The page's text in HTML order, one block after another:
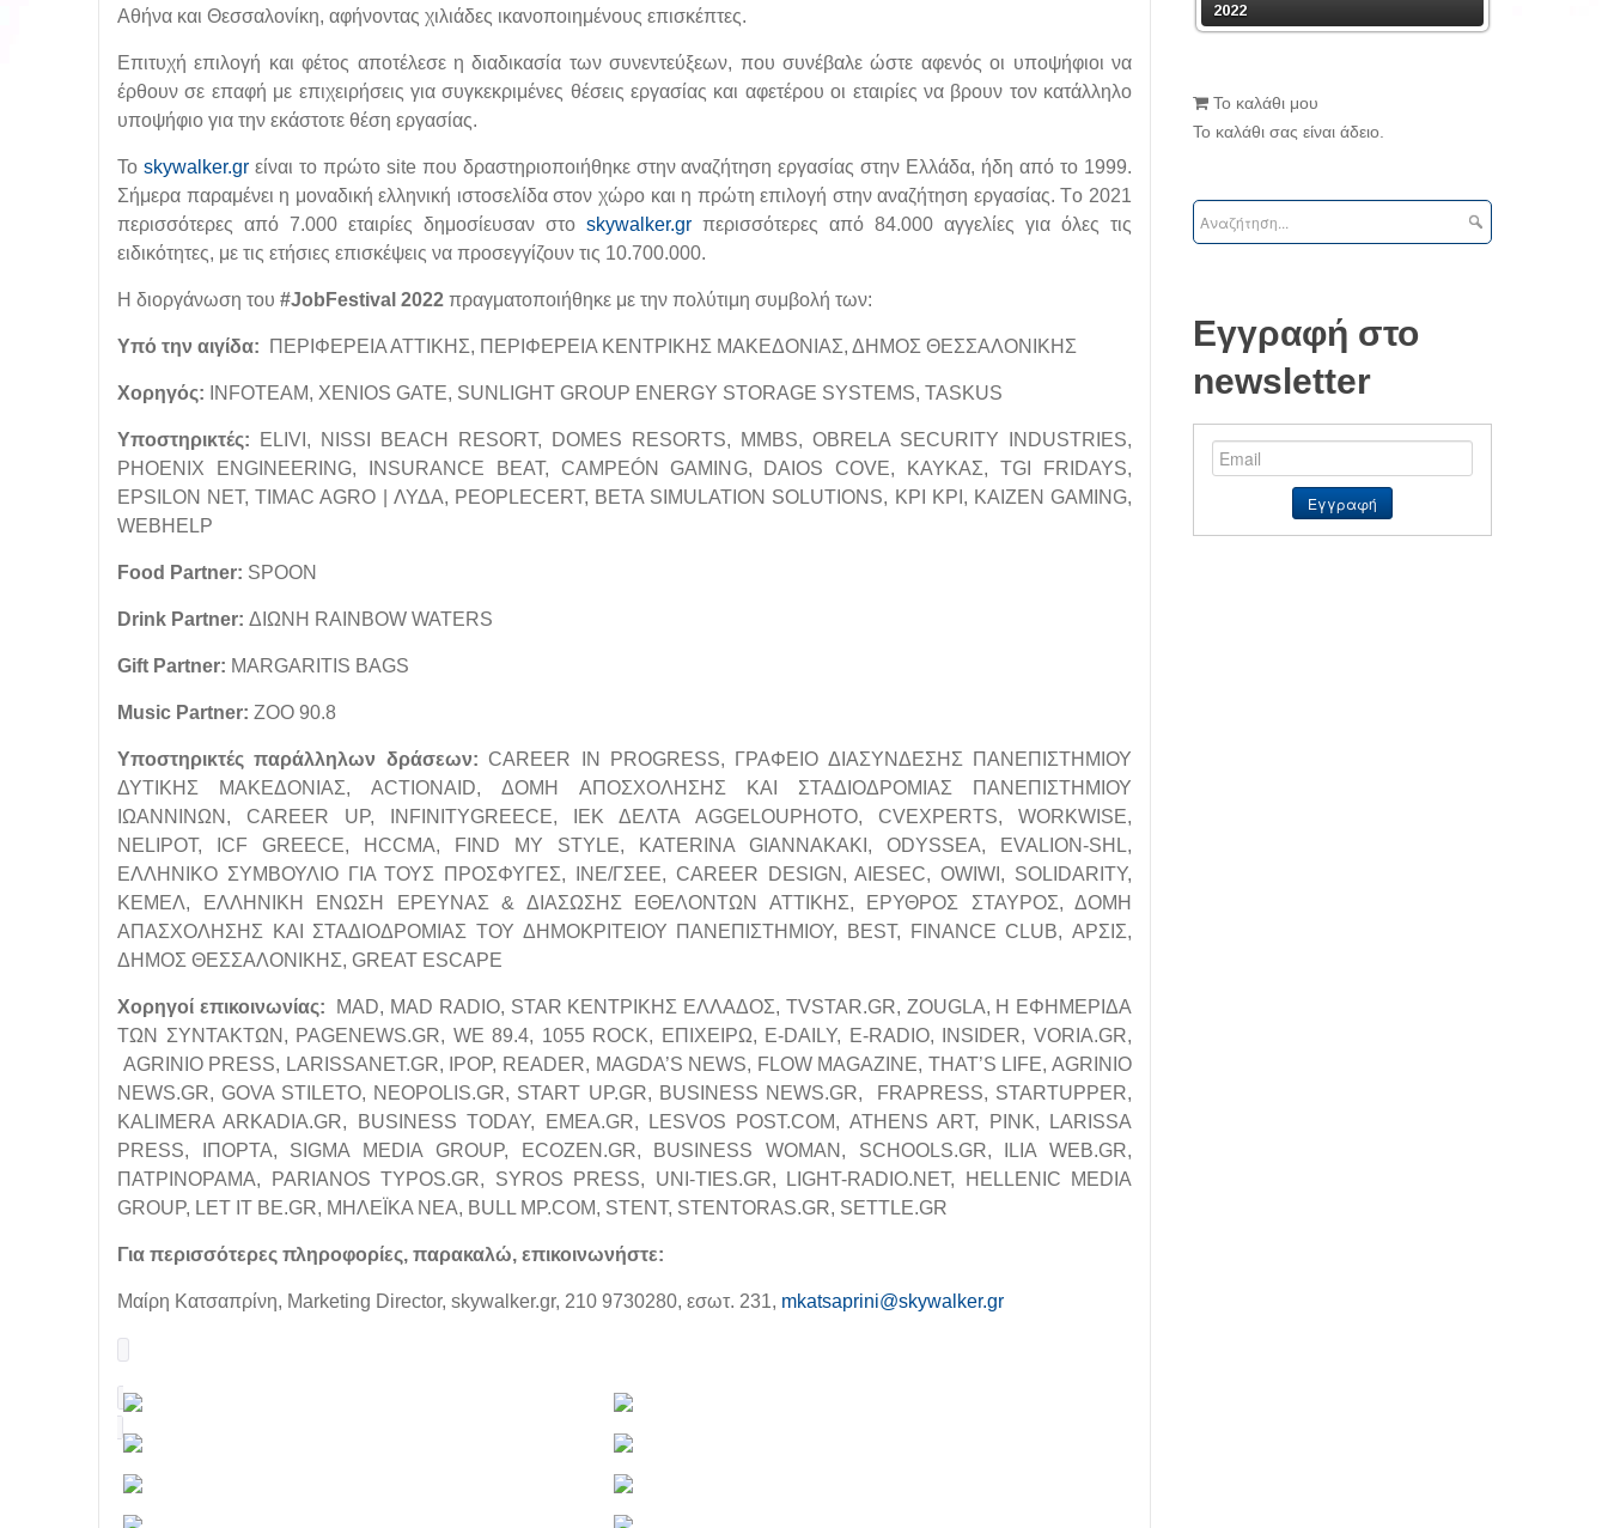
Αθήνα και Θεσσαλονίκη, αφήνοντας χιλιάδες ικανοποιημένους επισκέπτες.
Επιτυχή επιλογή και φέτος αποτέλεσε η διαδικασία των συνεντεύξεων, που συνέβαλε ώστε αφενός οι υποψήφιοι να
έρθουν σε επαφή με επιχειρήσεις για συγκεκριμένες θέσεις εργασίας και αφετέρου οι εταιρίες να βρουν τον κατάλληλο
υποψήφιο για την εκάστοτε θέση εργασίας.
Το skywalker.grείναι το πρώτο site που δραστηριοποιήθηκε στην αναζήτηση εργασίας στην Ελλάδα, ήδη από το 1999.
Σήμερα παραμένει η μοναδική ελληνική ιστοσελίδα στον χώρο και η πρώτη επιλογή στην αναζήτηση εργασίας. Tο 2021
περισσότερες από 7.000 εταιρίες δημοσίευσαν στο skywalker.gr περισσότερες από 84.000 αγγελίες για όλες τις
ειδικότητες, με τις ετήσιες επισκέψεις να προσεγγίζουν τις 10.700.000.
Η διοργάνωση του #JobFestival 2022 πραγματοποιήθηκε με την πολύτιμη συμβολή των:
Υπό την αιγίδα: ΠΕΡΙΦΕΡΕΙΑ ΑΤΤΙΚΗΣ, ΠΕΡΙΦΕΡΕΙΑ ΚΕΝΤΡΙΚΗΣ ΜΑΚΕΔΟΝΙΑΣ, ΔΗΜΟΣ ΘΕΣΣΑΛΟΝΙΚΗΣ
Χορηγός: INFOTEAM, XENIOS GATE, SUNLIGHT GROUP ENERGY STORAGE SYSTEMS, TASKUS
Υποστηρικτές: ELIVI, NISSI BEACH RESORT, DOMES RESORTS, MMBS, OBRELA SECURITY INDUSTRIES,
PHOENIX ENGINEERING, INSURANCE BEAT, CAMPEÓN GAMING, DAIOS COVE, ΚΑΥΚΑΣ, TGI FRIDAYS,
EPSILON NET, TIMAC AGRO | ΛΥΔΑ, PEOPLECERT, BETA SIMULATION SOLUTIONS, ΚΡΙ ΚΡΙ, KAIZEN GAMING,
WEBHELP
Food Partner: SPOON
Drink Partner: ΔΙΩΝΗ RAINBOW WATERS
Gift Partner: MARGARITIS BAGS
Music Partner: ZOO 90.8
Υποστηρικτές παράλληλων δράσεων: CAREER IN PROGRESS, ΓΡΑΦΕΙΟ ΔΙΑΣΥΝΔΕΣΗΣ ΠΑΝΕΠΙΣΤΗΜΙΟΥ
ΔΥΤΙΚΗΣ ΜΑΚΕΔΟΝΙΑΣ, ACTIONAID, ΔΟΜΗ ΑΠΟΣΧΟΛΗΣΗΣ ΚΑΙ ΣΤΑΔΙΟΔΡΟΜΙΑΣ ΠΑΝΕΠΙΣΤΗΜΙΟΥ
ΙΩΑΝΝΙΝΩΝ, CAREER UP, INFINITYGREECE, ΙΕΚ ΔΕΛΤΑ AGGELOUPHOTO, CVEXPERTS, WORKWISE,
NELIPOT, ICF GREECE, HCCMA, FIND MY STYLE, KATERINA GIANNAKAKI, ODYSSEA, EVALION-SHL,
ΕΛΛΗΝΙΚΟ ΣΥΜΒΟΥΛΙΟ ΓΙΑ ΤΟΥΣ ΠΡΟΣΦΥΓΕΣ, ΙΝΕ/ΓΣΕΕ, CAREER DESIGN, AIESEC, OWIWI, SOLIDARITY,
ΚΕΜΕΛ, ΕΛΛΗΝΙΚΗ ΕΝΩΣΗ ΕΡΕΥΝΑΣ & ΔΙΑΣΩΣΗΣ ΕΘΕΛΟΝΤΩΝ ΑΤΤΙΚΗΣ, ΕΡΥΘΡΟΣ ΣΤΑΥΡΟΣ, ΔΟΜΗ
ΑΠΑΣΧΟΛΗΣΗΣ ΚΑΙ ΣΤΑΔΙΟΔΡΟΜΙΑΣ ΤΟΥ ΔΗΜΟΚΡΙΤΕΙΟΥ ΠΑΝΕΠΙΣΤΗΜΙΟΥ, BEST, FINANCE CLUB, ΑΡΣΙΣ,
ΔΗΜΟΣ ΘΕΣΣΑΛΟΝΙΚΗΣ, GREAT ESCAPE
Χορηγοί επικοινωνίας:
ΜAD, MAD RADIO, STAR ΚΕΝΤΡΙΚΗΣ ΕΛΛΑΔΟΣ, TVSTAR.GR, ZOUGLA, Η ΕΦΗΜΕΡΙΔΑ
ΤΩΝ ΣΥΝΤΑΚΤΩΝ, PAGENEWS.GR, WE 89.4, 1055 ROCK, ΕΠΙΧΕΙΡΩ, E-DAILY, E-RADIO, INSIDER, VORIA.GR,
AGRINIO PRESS, LARISSANET.GR, IPOP, READER, MAGDA’S NEWS, FLOW MAGAZINE, THAT’S LIFE, AGRINIO
NEWS.GR, GOVA STILETO, NEOPOLIS.GR, START UP.GR, BUSINESS NEWS.GR, FRAPRESS, STARTUPPER,
KALIMERA ARKADIA.GR, BUSINESS TODAY, EMEA.GR, LESVOS POST.COM, ATHENS ART, PINK, LARISSA
PRESS, IΠΟΡΤΑ, SIGMA MEDIA GROUP, ECOZEN.GR, BUSINESS WOMAN, SCHOOLS.GR, ILIA WEB.GR,
ΠΑΤΡΙΝΟΡΑΜΑ, PARIANOS TYPOS.GR, SYROS PRESS, UNI-TIES.GR, LIGHT-RADIO.NET, HELLENIC MEDIA
GROUP, LET IT BE.GR, ΜΗΛΕΪΚΑ ΝΕΑ, BULL MP.COM, STENT, STENTORAS.GR, SETTLE.GR
Για περισσότερες πληροφορίες, παρακαλώ, επικοινωνήστε:
Μαίρη Κατσαπρίνη, Marketing Director, skywalker.gr, 210 9730280, εσωτ. 231, mkatsaprini@skywalker.gr
2022
Το καλάθι μου
Το καλάθι σας είναι άδειο.
Εγγραφή στο
newsletter